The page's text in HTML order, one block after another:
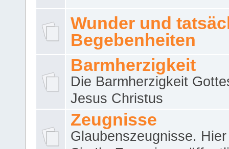
Wunder und
Begebenheiten
Barmherzigkeit
Die Barmherzigkeit
Jesus Christus
Zeugnisse
Glaubenszeugnisse.